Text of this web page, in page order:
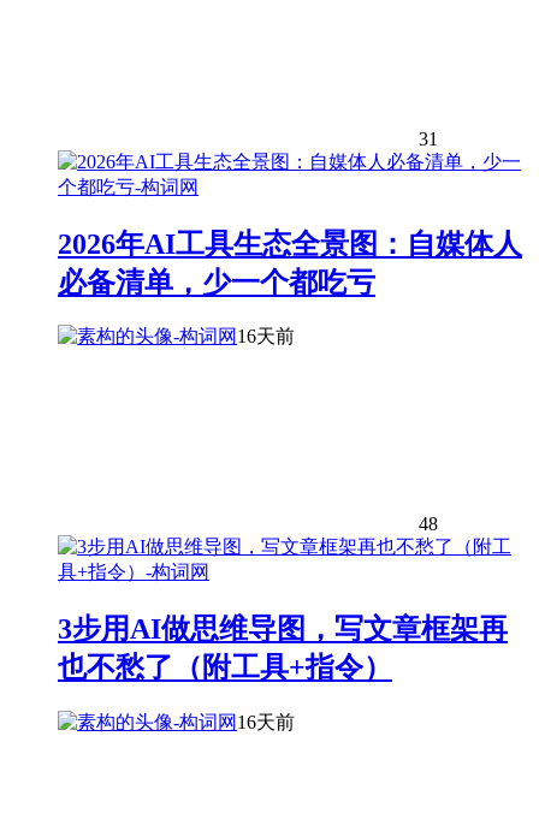
31
2026年AI工具生态全景图：自媒体人
必备清单，少一个都吃亏
16天前
48
3步用AI做思维导图，写文章框架再
也不愁了（附工具+指令）
16天前